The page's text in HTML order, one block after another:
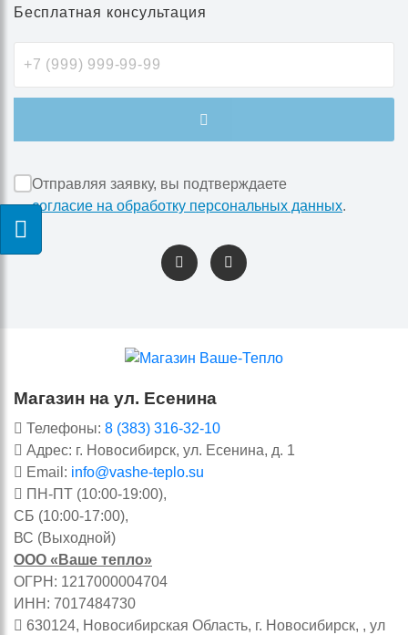
Бесплатная консультация
Отправляя заявку, вы подтверждаете
согласие на обработку персональных данных.
Магазин на ул. Есенина
Телефоны: 8 (383) 316-32-10
Адрес: г. Новосибирск, ул. Есенина, д. 1
Email: info@vashe-teplo.su
ПН-ПТ (10:00-19:00),
СБ (10:00-17:00),
ВС (Выходной)
ООО «Ваше тепло»
ОГРН: 1217000004704
ИНН: 7017484730
630124, Новосибирская Область, г. Новосибирск, , ул